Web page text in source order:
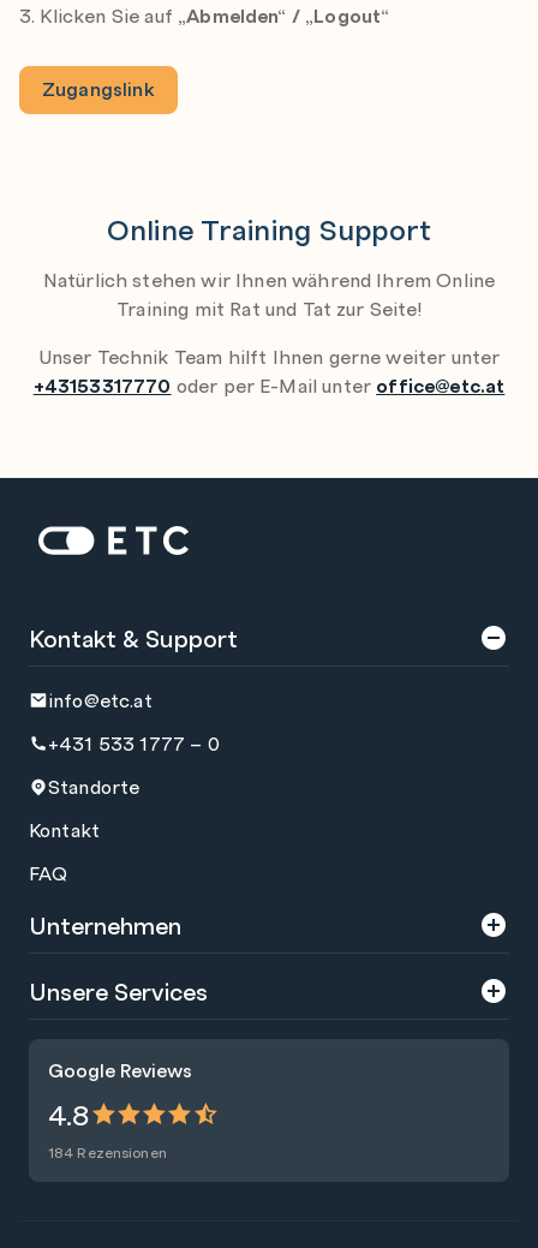
3. Klicken Sie auf „Abmelden“ / „Logout“
Zugangslink
Online Training Support
Natürlich stehen wir Ihnen während Ihrem Online
Training mit Rat und Tat zur Seite!
Unser Technik Team hilft Ihnen gerne weiter unter
+43153317770 oder per E-Mail unter office@etc.at
Startseite: ETC
Google Reviews
4.8
184 Rezensionen
Kontakt & Support
info@etc.at
+431 533 1777 – 0
Standorte
Kontakt
FAQ
Unternehmen
Über uns
Presse
Nachhaltigkeit
Blog
Unsere Services